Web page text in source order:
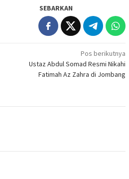
SEBARKAN
Pos berikutnya
Ustaz Abdul Somad Resmi Nikahi
Fatimah Az Zahra di Jombang